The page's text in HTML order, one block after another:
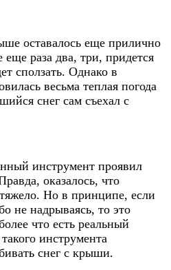
оставалось еще прилично
раза два, три, придется
сползать. Однако в
весьма теплая погода
снег сам съехал с
инструмент проявил
оказалось, что
Но в принципе, если
не надрываясь, то это
что есть реальный
инструмента
снег с крыши.